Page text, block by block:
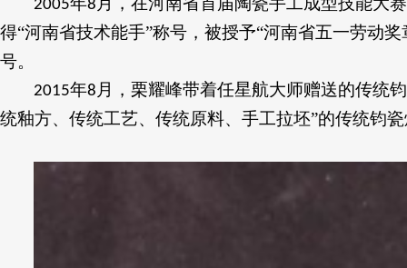
2005 8
得“河南省技术能手”称号，被授予“河南省五一劳动奖
号。
2015年8 月，栗耀峰带着任星航大师赠送的传统
统釉方、传统工艺、传统原料、手工拉坯”的传统钧